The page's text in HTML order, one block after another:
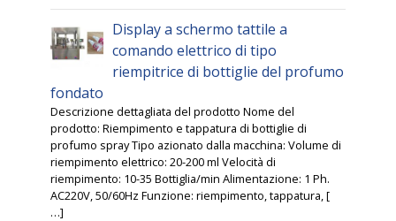
Display a schermo tattile a
comando elettrico di tipo
riempitrice di bottiglie del profumo
fondato
Descrizione dettagliata del prodotto Nome del
prodotto: Riempimento e tappatura di bottiglie di
profumo spray Tipo azionato dalla macchina: Volume di
riempimento elettrico: 20-200 ml Velocità di
riempimento: 10-35 Bottiglia/min Alimentazione: 1 Ph.
AC220V, 50/60Hz Funzione: riempimento, tappatura, [
…]